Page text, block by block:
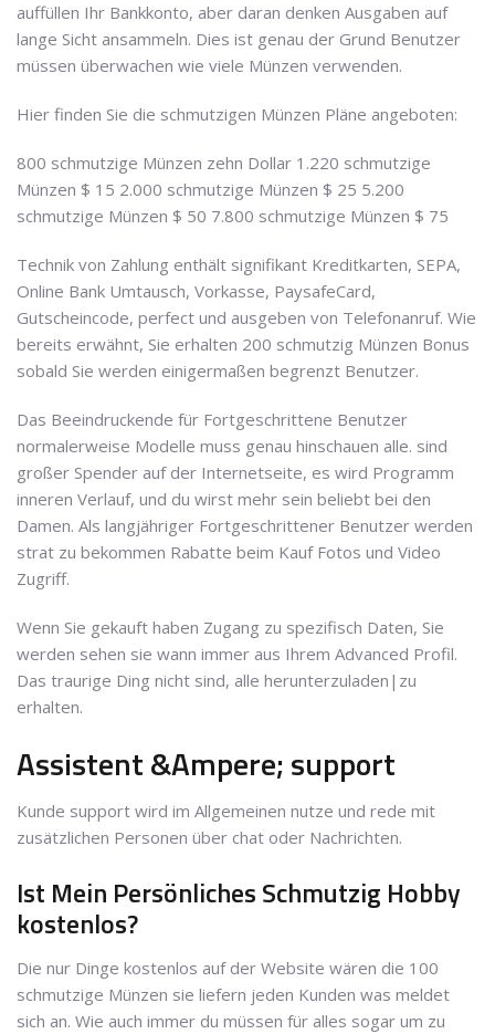
auffüllen Ihr Bankkonto, aber daran denken Ausgaben auf
lange Sicht ansammeln. Dies ist genau der Grund Benutzer
müssen überwachen wie viele Münzen verwenden.
Hier finden Sie die schmutzigen Münzen Pläne angeboten:
800 schmutzige Münzen zehn Dollar 1.220 schmutzige
Münzen $ 15 2.000 schmutzige Münzen $ 25 5.200
schmutzige Münzen $ 50 7.800 schmutzige Münzen $ 75
Technik von Zahlung enthält signifikant Kreditkarten, SEPA,
Online Bank Umtausch, Vorkasse, PaysafeCard,
Gutscheincode, perfect und ausgeben von Telefonanruf. Wie
bereits erwähnt, Sie erhalten 200 schmutzig Münzen Bonus
sobald Sie werden einigermaßen begrenzt Benutzer.
Das Beeindruckende für Fortgeschrittene Benutzer
normalerweise Modelle muss genau hinschauen alle. sind
großer Spender auf der Internetseite, es wird Programm
inneren Verlauf, und du wirst mehr sein beliebt bei den
Damen. Als langjähriger Fortgeschrittener Benutzer werden
strat zu bekommen Rabatte beim Kauf Fotos und Video
Zugriff.
Wenn Sie gekauft haben Zugang zu spezifisch Daten, Sie
werden sehen sie wann immer aus Ihrem Advanced Profil.
Das traurige Ding nicht sind, alle herunterzuladen|zu
erhalten.
Assistent &Ampere; support
Kunde support wird im Allgemeinen nutze und rede mit
zusätzlichen Personen über chat oder Nachrichten.
Ist Mein Persönliches Schmutzig Hobby
kostenlos?
Die nur Dinge kostenlos auf der Website wären die 100
schmutzige Münzen sie liefern jeden Kunden was meldet
sich an. Wie auch immer du müssen für alles sogar um zu